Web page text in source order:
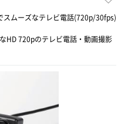
スムーズなテレビ電話(720p/30fps)
HD 720pのテレビ電話・動画撮影